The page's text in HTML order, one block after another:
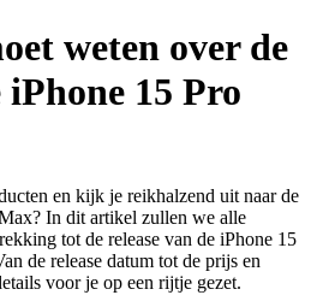
weten over de
iPhone 15 Pro
en kijk je reikhalzend uit naar de
In dit artikel zullen we alle
tot de release van de iPhone 15
de release datum tot de prijs en
voor je op een rijtje gezet.